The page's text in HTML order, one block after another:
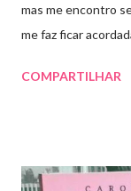
mas me encontro
me faz ficar
romance da Saga
todos meio
COMPARTILHAR